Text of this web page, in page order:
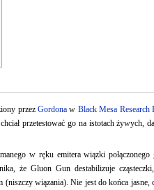
przez Gordona w Black Mesa Research
przetestować go na istotach żywych,
w ręku emitera wiązki
że Gluon Gun destabilizuje
(niszczy wiązania). Nie jest do końca